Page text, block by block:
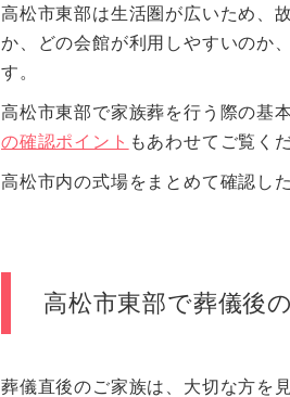
高松市東部は生活圏が広いため、
か、どの会館が利用しやすいのか
す。
高松市東部で家族葬を行う際の基
の確認ポイント もあわせてご覧く
高松市内の式場をまとめて確認し
高松市東部で葬儀後
葬儀直後のご家族は、大切な方を